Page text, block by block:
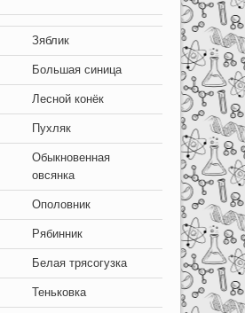
Зяблик
Большая синица
Лесной конёк
Пухляк
Обыкновенная
овсянка
Ополовник
Рябинник
Белая трясогузка
Теньковка